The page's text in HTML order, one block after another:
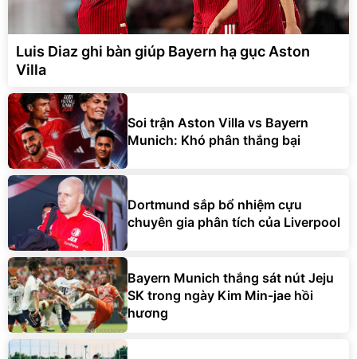
Luis Diaz ghi bàn giúp Bayern hạ gục Aston
Villa
Soi trận Aston Villa vs Bayern
Munich: Khó phân thắng bại
Dortmund sắp bổ nhiệm cựu
chuyên gia phân tích của Liverpool
Bayern Munich thắng sát nút Jeju
SK trong ngày Kim Min-jae hồi
hương